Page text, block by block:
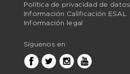
Política de privacidad de datos
Información Calificación ESAL
Información legal
Síguenos en